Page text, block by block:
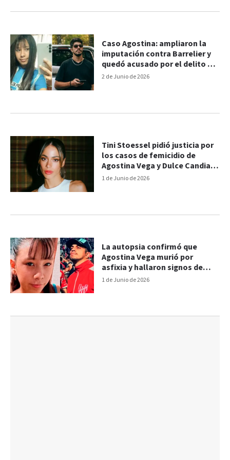
2 de Junio de 2026
Caso Agostina: ampliaron la
imputación contra Barrelier y
quedó acusado por el delito de
femicidio
1 de Junio de 2026
Tini Stoessel pidió justicia por
los casos de femicidio de
Agostina Vega y Dulce Candia:
"¿Hasta cuándo?"
1 de Junio de 2026
La autopsia confirmó que
Agostina Vega murió por
asfixia y hallaron signos de
abuso sexual